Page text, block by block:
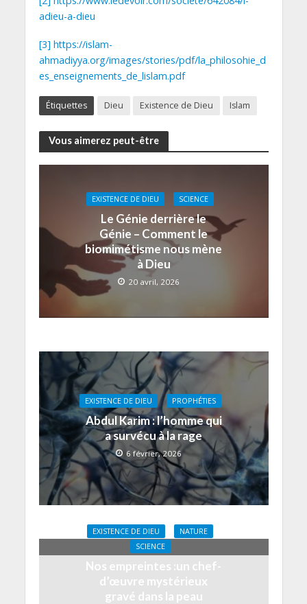
adieu-a-dieu
[3] https://islam-
ahmadiyya.org/images/stories/pdf/la_philosohie_d
es_enseignements_de_lislam.pdf
Étiquettes Dieu Existence de Dieu Islam
Vous aimerez peut-être
EXISTENCE DE DIEU SCIENCE
Le Génie derrière le
Génie – Comment le
biomimétisme nous mène
à Dieu
20 avril, 2026
EXISTENCE DE DIEU PROPHÉTIES
Abdul Karim : l’homme qui
a survécu à la rage
6 février, 2026
EXISTENCE DE DIEU
NATURE
SCIENCE
Nos empreintes :un chef-
d’œuvre mystérieux
gravé dans la peau